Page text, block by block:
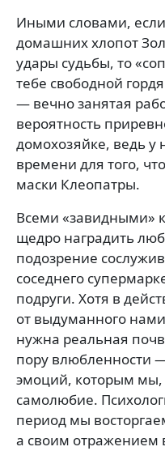
Иными словами,
домашних хлопот
удары судьбы, то
тебе свободной
— вечно занятая
вероятность
домохозяйке, ведь у
времени для того,
маски Клеопатры.
Всеми «завидными»
щедро наградить
подозрение
соседнего
подруги. Хотя в
от выдуманного
нужна реальная
пору влюбленности
эмоций, которым мы,
самолюбие.
период мы
а своим отражением